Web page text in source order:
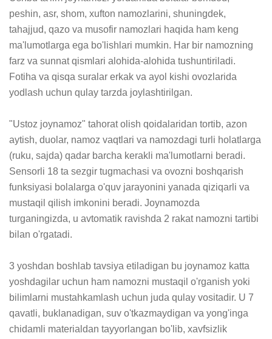
peshin, asr, shom, xufton namozlarini, shuningdek,
tahajjud, qazo va musofir namozlari haqida ham keng
ma'lumotlarga ega bo'lishlari mumkin. Har bir namozning
farz va sunnat qismlari alohida-alohida tushuntiriladi.
Fotiha va qisqa suralar erkak va ayol kishi ovozlarida
yodlash uchun qulay tarzda joylashtirilgan.
"Ustoz joynamoz" tahorat olish qoidalaridan tortib, azon
aytish, duolar, namoz vaqtlari va namozdagi turli holatlarga
(ruku, sajda) qadar barcha kerakli ma'lumotlarni beradi.
Sensorli 18 ta sezgir tugmachasi va ovozni boshqarish
funksiyasi bolalarga o'quv jarayonini yanada qiziqarli va
mustaqil qilish imkonini beradi. Joynamozda
turganingizda, u avtomatik ravishda 2 rakat namozni tartibi
bilan o'rgatadi.
3 yoshdan boshlab tavsiya etiladigan bu joynamoz katta
yoshdagilar uchun ham namozni mustaqil o'rganish yoki
bilimlarni mustahkamlash uchun juda qulay vositadir. U 7
qavatli, buklanadigan, suv o'tkazmaydigan va yong'inga
chidamli materialdan tayyorlangan bo'lib, xavfsizlik